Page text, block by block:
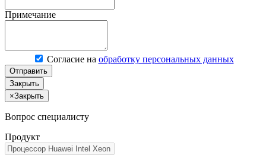
Примечание
Согласие на обработку персональных данных
Отправить
Закрыть
×Закрыть
Вопрос специалисту
Продукт